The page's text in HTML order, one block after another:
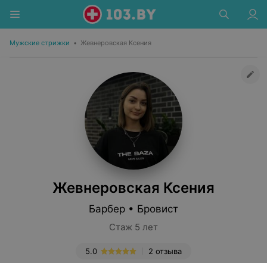
Мужские стрижки • Жевнеровская Ксения
Жевнеровская Ксения
Барбер • Бровист
Стаж 5 лет
2 отзыва
5.0